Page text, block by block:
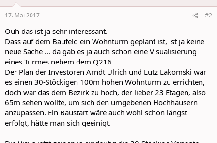
s
17. Mai 2017 #2
Ouh das ist ja sehr interessant.
Dass auf dem Baufeld ein Wohnturm geplant ist, ist ja keine
neue Sache ... da gab es ja auch schon eine Visualisierung
eines Turmes nebem dem Q216.
Der Plan der Investoren Arndt Ulrich und Lutz Lakomski war
es einen 30-Stöckigen 100m hohen Wohnturm zu errichten,
doch war das dem Bezirk zu hoch, der lieber 23 Etagen, also
65m sehen wollte, um sich den umgebenen Hochhäusern
anzupassen. Ein Baustart wäre auch wohl schon längst
erfolgt, hätte man sich geeinigt.